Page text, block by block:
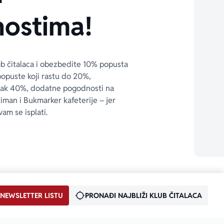
čitalaca i obezbedite 10% popusta
koji rastu do 20%,
40%, dodatne pogodnosti na
i Bukmarker kafeterije – jer
se isplati.
LISTU PRONAĐI NAJBLIŽI KLUB ČITALACA